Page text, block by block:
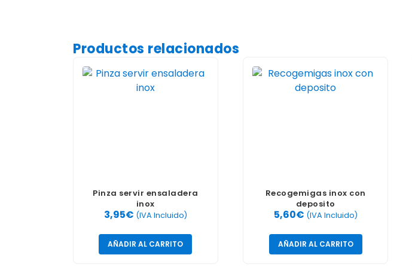
Productos relacionados
Pinza servir ensaladera
inox
3,95€ (IVA Incluido)
AÑADIR AL CARRITO
Recogemigas inox con
deposito
5,60€ (IVA Incluido)
AÑADIR AL CARRITO